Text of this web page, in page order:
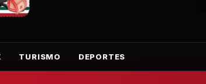
TURISMO DEPORTES